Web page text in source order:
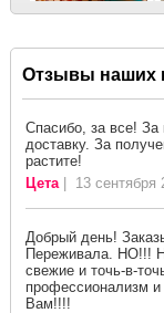
Отзывы наших
Спасибо, за все!
доставку. За
растите!
Цета| 13 сентября
Добрый день!
Переживала. НО!!!
свежие и точь-в-
профессионализм и
Вам!!!!